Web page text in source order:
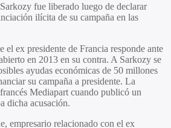
fue liberado luego de declarar
ilícita de su campaña en las
el ex presidente de Francia responde ante
en 2013 en su contra. A Sarkozy se
ayudas económicas de 50 millones
su campaña a presidente. La
Mediapart cuando publicó un
dicha acusación.
empresario relacionado con el ex